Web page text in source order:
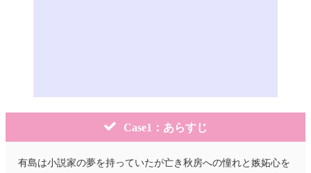
Case1：あらすじ
有島は小説家の夢を持っていたが亡き秋房への憧れと嫉妬心を